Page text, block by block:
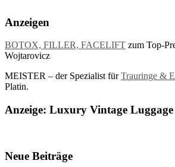
Anzeigen
BOTOX, FILLER, FACELIFT zum Top-
Wojtarovicz
MEISTER – der Spezialist fürTrauringe &
Platin.
Anzeige: Luxury Vintage Luggage
Neue Beiträge